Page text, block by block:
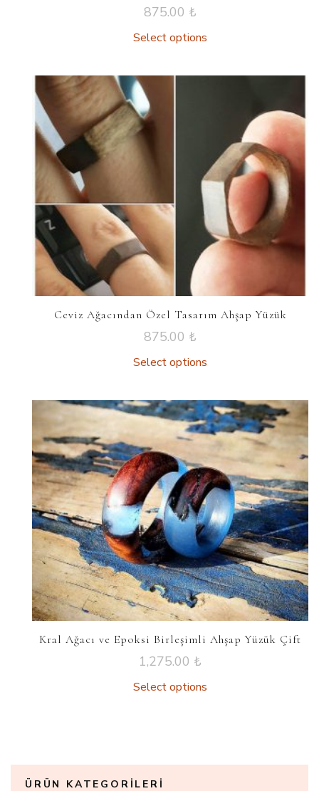
875.00 ₺
Select options
Ceviz Ağacından Özel Tasarım Ahşap Yüzük
875.00 ₺
Select options
Kral Ağacı ve Epoksi Birleşimli Ahşap Yüzük Çift
1,275.00 ₺
Select options
ÜRÜN KATEGORILERI